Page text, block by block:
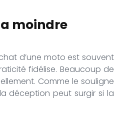
moindre
d’une moto est souvent
fidélise. Beaucoup de
Comme le souligne
déception peut surgir si la